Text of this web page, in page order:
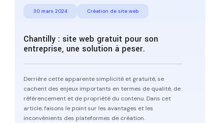
30 mars 2024 Création de site web
Chantilly : site web gratuit pour son
entreprise, une solution à peser.
Derrière cette apparente simplicité et gratuité, se
cachent des enjeux importants en termes de qualité, de
référencement et de propriété du contenu. Dans cet
article, faisons le point sur les avantages et les
inconvénients des plateformes de création.